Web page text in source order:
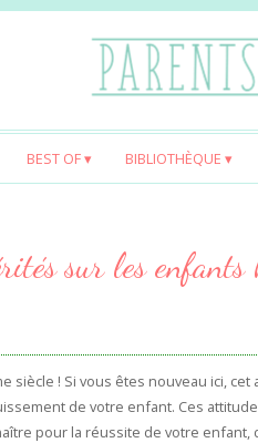
BEST OF BIBLIOTHÈQUE
sur les enfants
siècle ! Si vous êtes nouveau ici,
de votre enfant. Ces
pour la réussite de votre enfant,